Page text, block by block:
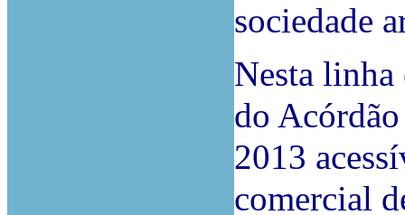
sociedade
Nesta linha
do
2013
comercial